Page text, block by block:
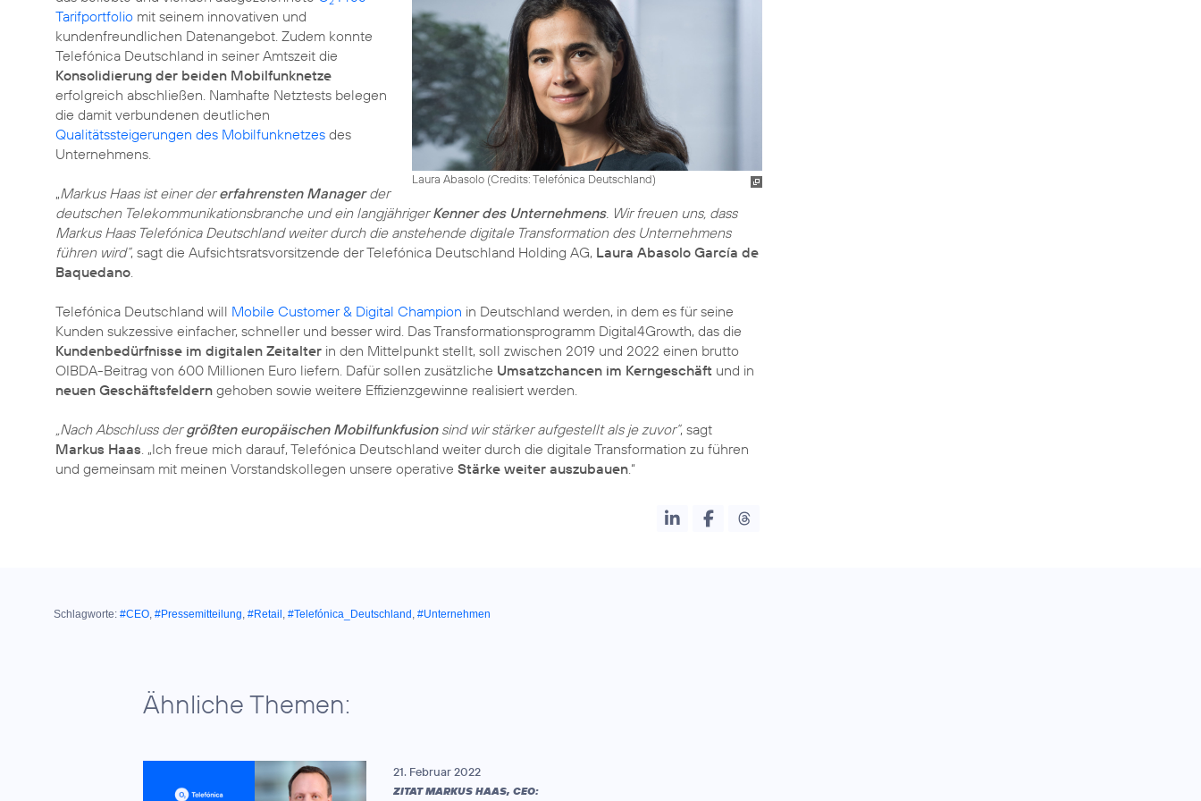
Laura Abasolo (Credits: Telefónica Deutschland)
Tarifportfolio mit seinem innovativen und
kundenfreundlichen Datenangebot. Zudem konnte
Telefónica Deutschland in seiner Amtszeit die
Konsolidierung der beiden Mobilfunknetze
erfolgreich abschließen. Namhafte Netztests belegen
die damit verbundenen deutlichen
Qualitätssteigerungen des Mobilfunknetzes des
Unternehmens.
„Markus Haas ist einer dererfahrensten Managerder
deutschen Telekommunikationsbranche und ein langjährigerKenner des Unternehmens. Wir freuen uns, dass
Markus Haas Telefónica Deutschland weiter durch die anstehende digitale Transformation des Unternehmens
führen wird“, sagt die Aufsichtsratsvorsitzende der Telefónica Deutschland Holding AG, Laura Abasolo García de
Baquedano.
Telefónica Deutschland will Mobile Customer & Digital Champion in Deutschland werden, in dem es für seine
Kunden sukzessive einfacher, schneller und besser wird. Das Transformationsprogramm Digital4Growth, das die
Kundenbedürfnisse im digitalen Zeitalter in den Mittelpunkt stellt, soll zwischen 2019 und 2022 einen brutto
OIBDA-Beitrag von 600 Millionen Euro liefern. Dafür sollen zusätzliche Umsatzchancen im Kerngeschäft und in
neuen Geschäftsfeldern gehoben sowie weitere Effizienzgewinne realisiert werden.
„Nach Abschluss dergrößten europäischen Mobilfunkfusionsind wir stärker aufgestellt als je zuvor“, sagt
Markus Haas. „Ich freue mich darauf, Telefónica Deutschland weiter durch die digitale Transformation zu führen
und gemeinsam mit meinen Vorstandskollegen unsere operative Stärke weiter auszubauen.“
Schlagworte: #CEO, #Pressemitteilung, #Retail , #Telefónica_Deutschland , #Unternehmen
Ähnliche Themen:
21. Februar 2022
ZITAT MARKUS HAAS, CEO: